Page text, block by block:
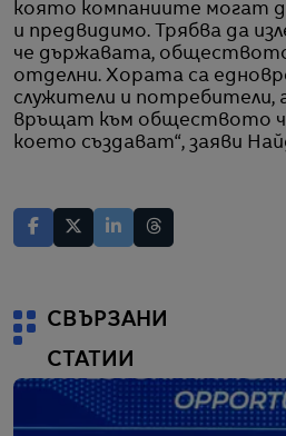
която компаниите могат
и предвидимо. Трябва да
че държавата,
отделни. Хората са
служители и потребители,
връщат към обществото
което създават“, заяви
СВЪРЗАНИ
СТАТИИ